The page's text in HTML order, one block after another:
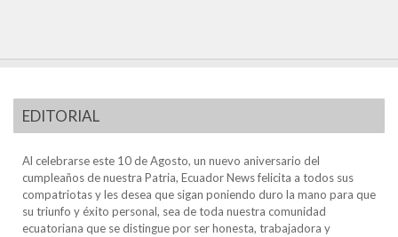
EDITORIAL
Al celebrarse este 10 de Agosto, un nuevo aniversario del
cumpleaños de nuestra Patria, Ecuador News felicita a todos sus
compatriotas y les desea que sigan poniendo duro la mano para que
su triunfo y éxito personal, sea de toda nuestra comunidad
ecuatoriana que se distingue por ser honesta, trabajadora y